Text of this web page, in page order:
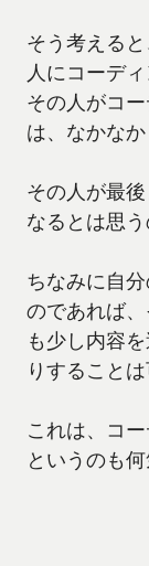
そう考える
人にコーデ
その人がコ
は、なかな
その人が最
なるとは思
ちなみに自
のであれば
も少し内容
りすること
これは、コ
というのも